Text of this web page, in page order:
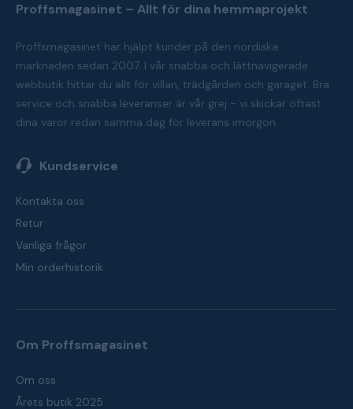
Proffsmagasinet – Allt för dina hemmaprojekt
Proffsmagasinet har hjälpt kunder på den nordiska
marknaden sedan 2007. I vår snabba och lättnavigerade
webbutik hittar du allt för villan, trädgården och garaget. Bra
service och snabba leveranser är vår grej - vi skickar oftast
dina varor redan samma dag för leverans imorgon.
Kundservice
Kontakta oss
Retur
Vanliga frågor
Min orderhistorik
Om Proffsmagasinet
Om oss
Årets butik 2025